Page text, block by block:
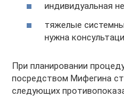
индивидуальная
тяжелые
нужна
При планировании
посредством Мифегина
следующих